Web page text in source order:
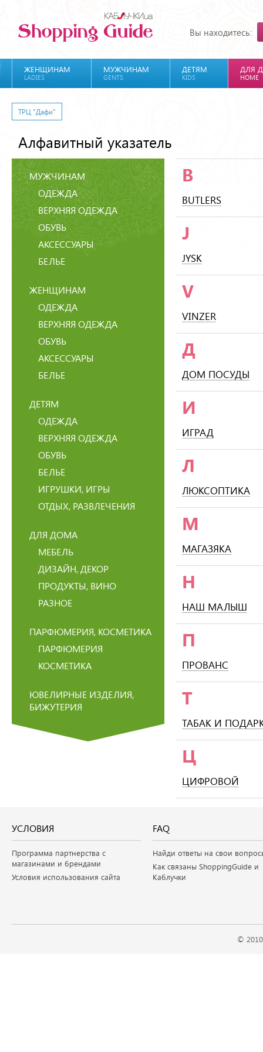
Вы находитесь:
ЖЕНЩИНАМ
LADIES
МУЖЧИНАМ
GENTS
ДЕТЯМ
KIDS
ДЛЯ
HOME
ТРЦ "Дафи"
Алфавитный указатель
МУЖЧИНАМ
ОДЕЖДА
ВЕРХНЯЯ ОДЕЖДА
ОБУВЬ
АКСЕССУАРЫ
БЕЛЬЕ
ЖЕНЩИНАМ
ОДЕЖДА
ВЕРХНЯЯ ОДЕЖДА
ОБУВЬ
АКСЕССУАРЫ
БЕЛЬЕ
ДЕТЯМ
ОДЕЖДА
ВЕРХНЯЯ ОДЕЖДА
ОБУВЬ
БЕЛЬЕ
ИГРУШКИ, ИГРЫ
ОТДЫХ, РАЗВЛЕЧЕНИЯ
ДЛЯ ДОМА
МЕБЕЛЬ
ДИЗАЙН, ДЕКОР
ПРОДУКТЫ, ВИНО
РАЗНОЕ
ПАРФЮМЕРИЯ, КОСМЕТИКА
ПАРФЮМЕРИЯ
КОСМЕТИКА
ЮВЕЛИРНЫЕ ИЗДЕЛИЯ,
БИЖУТЕРИЯ
B
BUTLERS
J
JYSK
V
VINZER
Д
ДОМ ПОСУДЫ
И
ИГРАД
Л
ЛЮКСОПТИКА
М
МАГАЗЯКА
Н
НАШ МАЛЫШ
П
ПРОВАНС
Т
ТАБАК И
Ц
ЦИФРОВОЙ
УСЛОВИЯ
Программа партнерства с
магазинами и брендами
Условия использования сайта
FAQ
Найди ответы на свои
Как связаны ShoppingGuide и
Каблучки
©